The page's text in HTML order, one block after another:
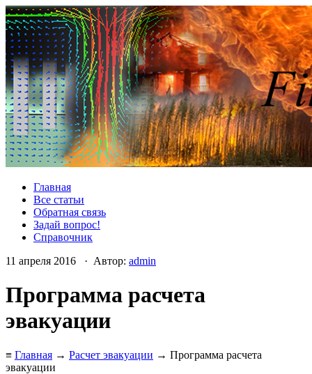
Главная
Все статьи
Обратная связь
Задай вопрос!
Справочник
11 апреля 2016 · Автор: admin
Программа расчета
эвакуации
≡ Главная → Расчет эвакуации → Программа расчета
эвакуации